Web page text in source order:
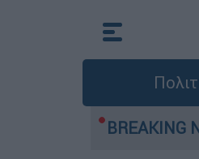
BREAKING
νεκρό του πατέρα σε